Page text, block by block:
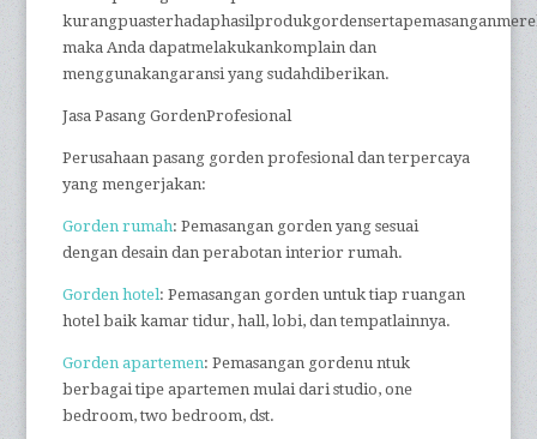
maka Anda dapatmelakukankomplain dan
menggunakangaransi yang sudahdiberikan.
Jasa Pasang GordenProfesional
Perusahaan pasang gorden profesional dan terpercaya
yang mengerjakan:
Gorden rumah: Pemasangan gorden yang sesuai
dengan desain dan perabotan interior rumah.
Gorden hotel: Pemasangan gorden untuk tiap ruangan
hotel baik kamar tidur, hall, lobi, dan tempatlainnya.
Gorden apartemen: Pemasangan gordenu ntuk
berbagai tipe apartemen mulai dari studio, one
bedroom, two bedroom, dst.